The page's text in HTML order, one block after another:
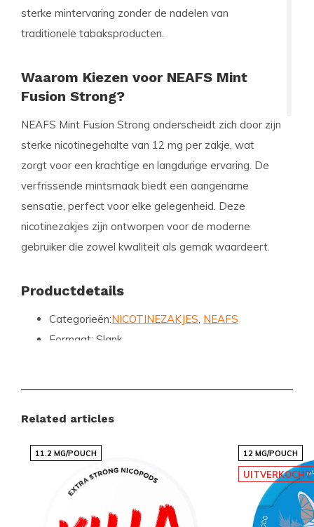
sterke mintervaring zonder de nadelen van
traditionele tabaksproducten.
Waarom Kiezen voor NEAFS Mint
Fusion Strong?
NEAFS Mint Fusion Strong onderscheidt zich door zijn
sterke nicotinegehalte van 12 mg per zakje, wat
zorgt voor een krachtige en langdurige ervaring. De
verfrissende mintsmaak biedt een aangename
sensatie, perfect voor elke gelegenheid. Deze
nicotinezakjes zijn ontworpen voor de moderne
gebruiker die zowel kwaliteit als gemak waardeert.
Productdetails
Categorieën:NICOTINEZAKJES, NEAFS
Formaat: Slank
Smaak:Mint
Nicotine per gram:
Inhoud per bakje:
15 gram
Related articles
11.2 MG/POUCH 12 MG/POUCH
UITVERKOCHT